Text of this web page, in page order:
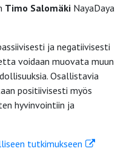
Timo Salomäki NayaDaya
ja negatiivisesti
voidaan muovata muun
Osallistavia
positiivisesti myös
hyvinvointiin ja
tutkimukseen